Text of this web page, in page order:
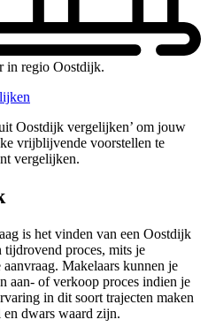
in regio Oostdijk.
Oostdijk vergelijken’ om jouw
vrijblijvende voorstellen te
vergelijken.
is het vinden van een Oostdijk
tijdrovend proces, mits je
Makelaars kunnen je
aan- of verkoop proces indien je
in dit soort trajecten maken
en dwars waard zijn.